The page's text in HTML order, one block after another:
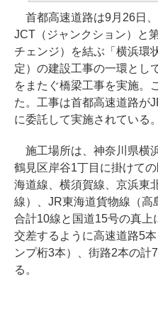
首都高速道路は9月26日
JCT（ジャンクション）と
チェンジ）を結ぶ「横浜環
定）の建設工事の一環とし
をまたぐ橋梁工事を実施。
た。工事は首都高速道路が
に委託して実施されている。
施工場所は、神奈川県横
鶴見区岸谷1丁目に掛けて
海道線、横須賀線、京浜東
線）、JR東海道貨物線（高
合計10線と国道15号の真上
交差するように高速道路5
ンプ桁3本）、街路2本の計
る。